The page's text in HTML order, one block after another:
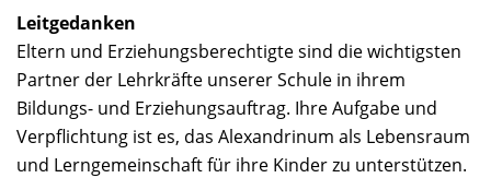
Leitgedanken
Eltern und Erziehungsberechtigte sind die wichtigsten
Partner der Lehrkräfte unserer Schule in ihrem
Bildungs- und Erziehungsauftrag. Ihre Aufgabe und
Verpflichtung ist es, das Alexandrinum als Lebensraum
und Lerngemeinschaft für ihre Kinder zu unterstützen.